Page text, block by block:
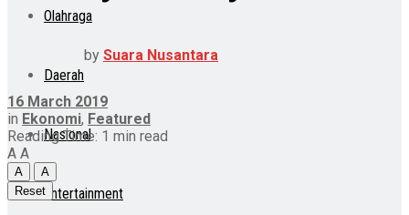
Olahraga
Daerah
Nasional
Entertainment
by Suara Nusantara
16 March 2019
in Ekonomi, Featured
Reading Time: 1 min read
A A
A
A
Reset